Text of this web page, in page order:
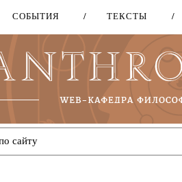
Перейти
основному
содержанию
СОБЫТИЯ ТЕКСТЫ